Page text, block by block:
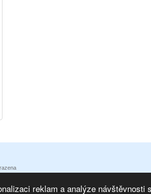
reklam a analýze
na IS|Marketing eshopu